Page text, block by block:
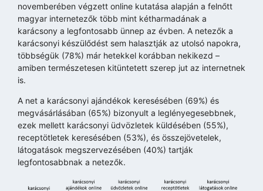
novemberében végzett online kutatása alapján a felnőtt
magyar internetezők több mint kétharmadának a
karácsony a legfontosabb ünnep az évben. A netezők a
karácsonyi készülődést sem halasztják az utolsó napokra,
többségük (78%) már hetekkel korábban nekikezd –
amiben természetesen kitüntetett szerep jut az internetnek
is.
A net a karácsonyi ajándékok keresésében (69%) és
megvásárlásában (65%) bizonyult a leglényegesebbnek,
ezek mellett karácsonyi üdvözletek küldésében (55%),
receptötletek keresésében (53%), és összejövetelek,
látogatások megszervezésében (40%) tartják
legfontosabbnak a netezők.